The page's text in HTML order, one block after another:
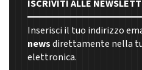
ISCRIVITI ALLE
Inserisci il tuo indirizzo
newsdirettamente nella
elettronica.